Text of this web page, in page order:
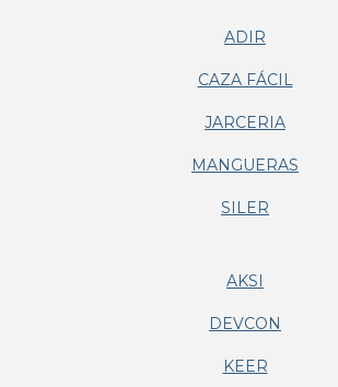
ADIR
CAZA FÁCIL
JARCERIA
MANGUERAS
SILER
AKSI
DEVCON
KEER